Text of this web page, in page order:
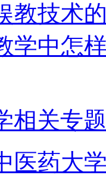
教技术
学中怎
相关专题
医药大学